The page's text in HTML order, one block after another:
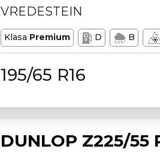
VREDESTEIN
Klasa Premium D B
195/65 R16
DUNLOP Z225/55